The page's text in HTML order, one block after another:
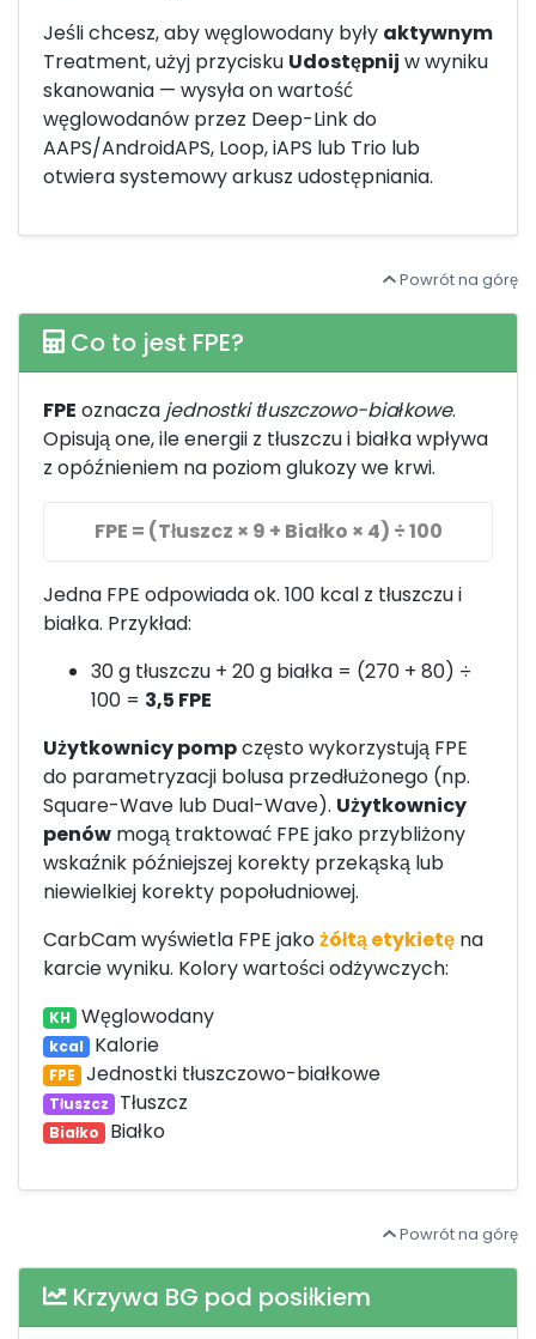
Jeśli chcesz, aby węglowodany były aktywnym
Treatment, użyj przycisku Udostępnij w wyniku
skanowania — wysyła on wartość
węglowodanów przez Deep-Link do
AAPS/AndroidAPS, Loop, iAPS lub Trio lub
otwiera systemowy arkusz udostępniania.
Powrót na górę
Co to jest FPE?
FPE oznacza jednostki tłuszczowo-białkowe.
Opisują one, ile energii z tłuszczu i białka wpływa
z opóźnieniem na poziom glukozy we krwi.
FPE = (Tłuszcz × 9 + Białko × 4) ÷ 100
Jedna FPE odpowiada ok. 100 kcal z tłuszczu i
białka. Przykład:
30 g tłuszczu + 20 g białka = (270 + 80) ÷
100 = 3,5 FPE
Użytkownicy pompczęsto wykorzystują FPE
do parametryzacji bolusa przedłużonego (np.
Square-Wave lub Dual-Wave). Użytkownicy
penów mogą traktować FPE jako przybliżony
wskaźnik późniejszej korekty przekąską lub
niewielkiej korekty popołudniowej.
CarbCam wyświetla FPE jakożółtą etykietę na
karcie wyniku. Kolory wartości odżywczych:
KH Węglowodany
kcal Kalorie
FPE Jednostki tłuszczowo-białkowe
Tłuszcz Tłuszcz
Białko Białko
Powrót na górę
Krzywa BG pod posiłkiem